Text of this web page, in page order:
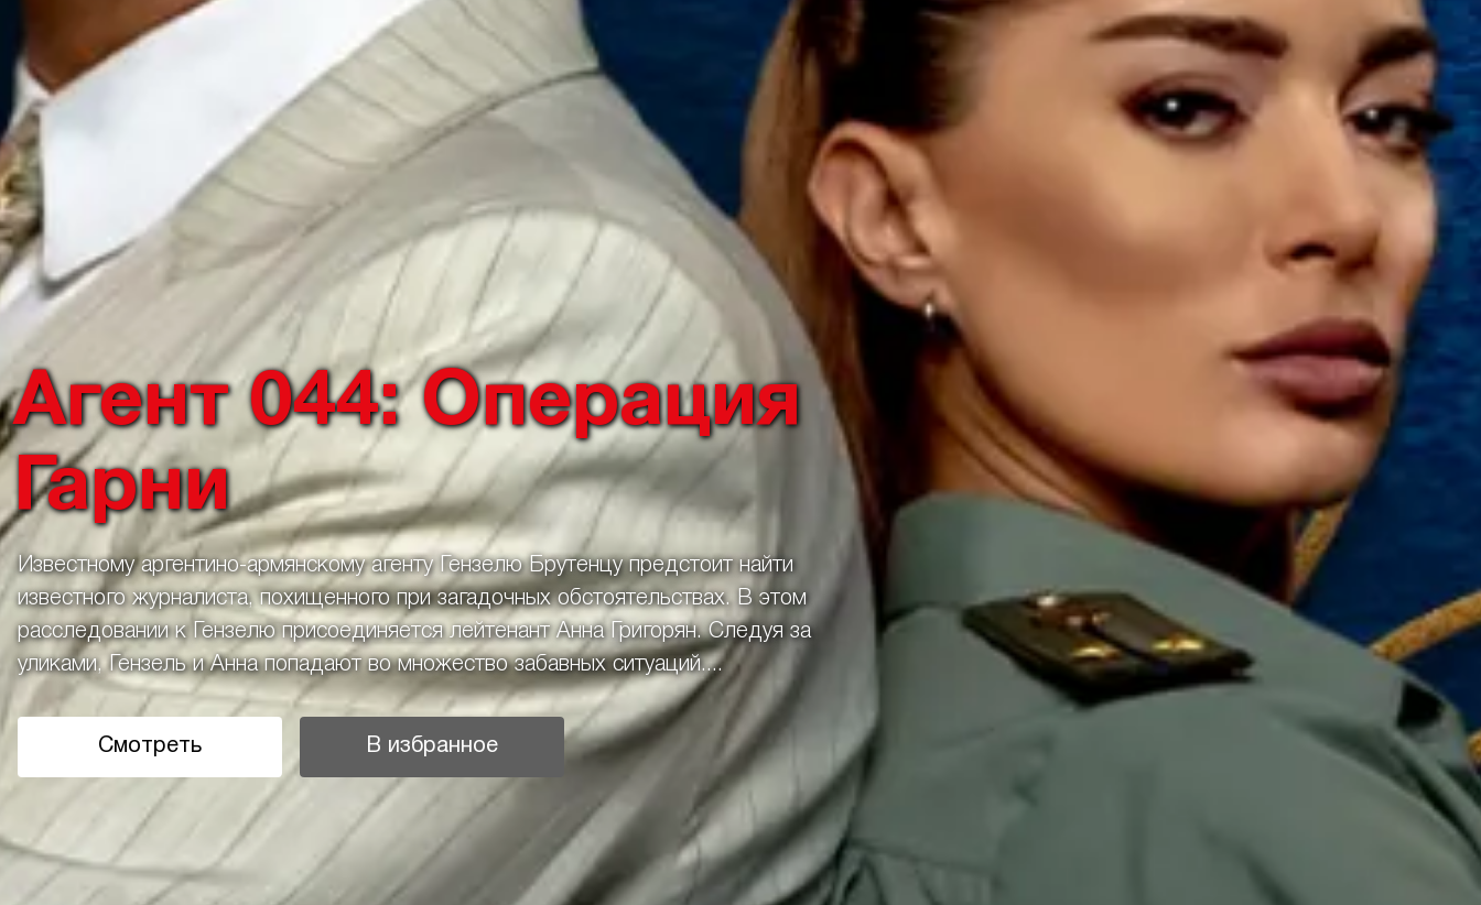
Агент 044: Операция
Гарни
Известному аргентино-армянскому агенту Гензелю Брутенцу предстоит найти
известного журналиста, похищенного при загадочных обстоятельствах. В этом
расследовании к Гензелю присоединяется лейтенант Анна Григорян. Следуя за
уликами, Гензель и Анна попадают во множество забавных ситуаций....
Смотреть В избранное